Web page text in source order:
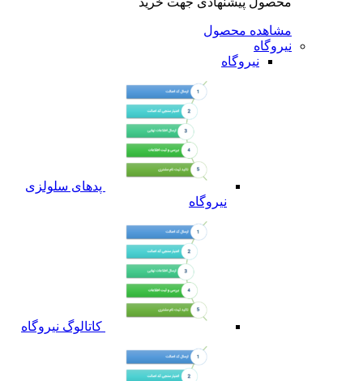
مشاهده محصول
نیروگاه
نیروگاه
پدهای سلولزی
نیروگاه
کاتالوگ نیروگاه